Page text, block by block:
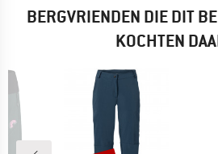
BERGVRIENDEN DIE DIT
KOCHTEN